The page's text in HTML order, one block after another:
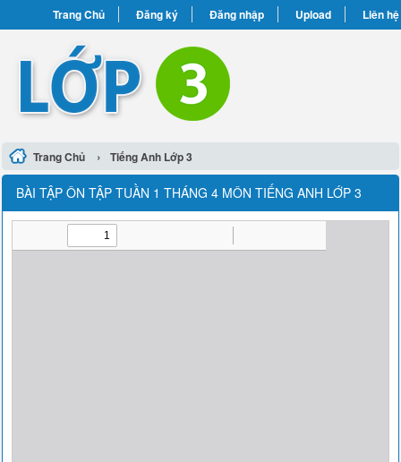
Trang Chủ Đăng ký Đăng nhập Upload Liên hệ
Trang Chủ › Tiếng Anh Lớp 3
BÀI TẬP ÔN TẬP TUẦN 1 THÁNG 4 MÔN TIẾNG ANH LỚP 3